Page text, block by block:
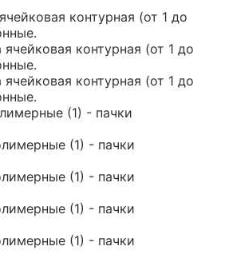
контурная (от 1 до
контурная (от 1 до
контурная (от 1 до
(1) - пачки
(1) - пачки
(1) - пачки
(1) - пачки
(1) - пачки